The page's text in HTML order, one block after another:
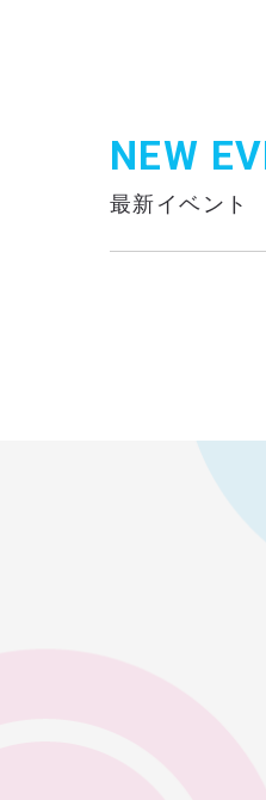
NEW
最新イベント